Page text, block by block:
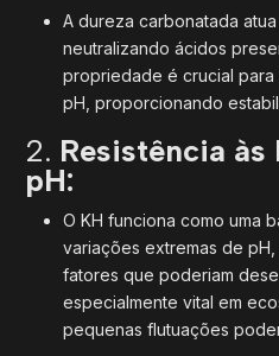
A dureza carbonatada atua
neutralizando ácidos
propriedade é crucial
pH, proporcionando
2. Resistência às
pH:
O KH funciona como uma
variações extremas de
fatores que poderiam
especialmente vital em
pequenas flutuações